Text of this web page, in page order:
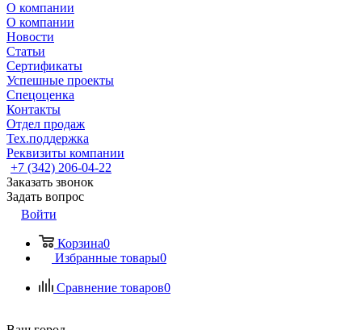
О компании
О компании
Новости
Статьи
Сертификаты
Успешные проекты
Спецоценка
Контакты
Отдел продаж
Тех.поддержка
Реквизиты компании
+7 (342) 206-04-22
Заказать звонок
Задать вопрос
Войти
Корзина0
Избранные товары0
Сравнение товаров0